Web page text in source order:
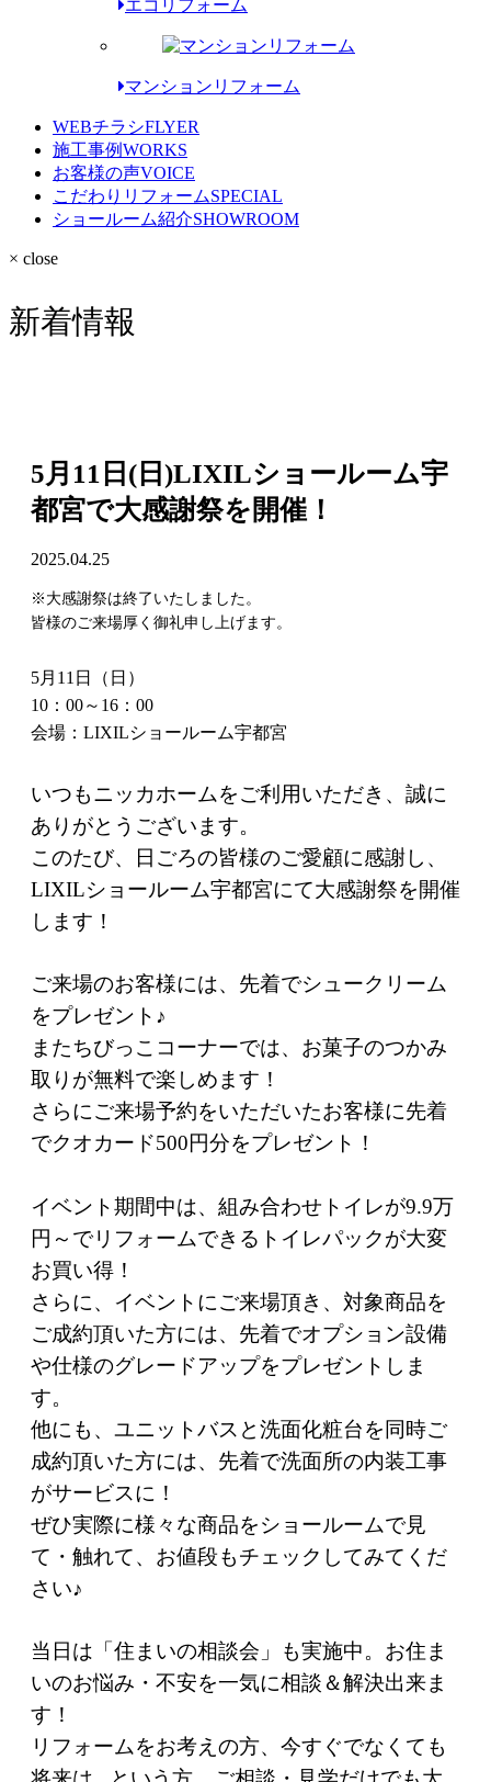
エコリフォーム
マンションリフォーム
WEBチラシFLYER
施工事例WORKS
お客様の声VOICE
こだわりリフォームSPECIAL
ショールーム紹介SHOWROOM
× close
新着情報
5月11日(日)LIXILショールーム宇
都宮で大感謝祭を開催！
2025.04.25
※大感謝祭は終了いたしました。
皆様のご来場厚く御礼申し上げます。
5月11日
（日）
10：00～16：00
会場：LIXILショールーム宇都宮
いつもニッカホームをご利用いただき、誠に
ありがとうございます。
このたび、日ごろの皆様のご愛顧に感謝し、
LIXILショールーム宇都宮にて大感謝祭を開催
します！
ご来場のお客様には、先着でシュークリーム
をプレゼント♪
またちびっこコーナーでは、お菓子のつかみ
取りが無料で楽しめます！
さらにご来場予約をいただいたお客様に先着
でクオカード500円分をプレゼント！
イベント期間中は、組み合わせトイレが9.9万
円～でリフォームできるトイレパックが大変
お買い得！
さらに、イベントにご来場頂き、対象商品を
ご成約頂いた方には、先着でオプション設備
や仕様のグレードアップをプレゼントしま
す。
他にも、ユニットバスと洗面化粧台を同時ご
成約頂いた方には、先着で洗面所の内装工事
がサービスに！
ぜひ実際に様々な商品をショールームで見
て・触れて、お値段もチェックしてみてくだ
さい♪
当日は「住まいの相談会」も実施中。お住ま
いのお悩み・不安を一気に相談＆解決出来ま
す！
リフォームをお考えの方、今すぐでなくても